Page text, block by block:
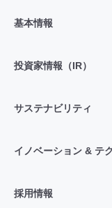
基本情報
投資家情報（IR）
サステナビリティ
イノベーション & テ
採用情報